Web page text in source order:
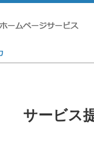
サービス